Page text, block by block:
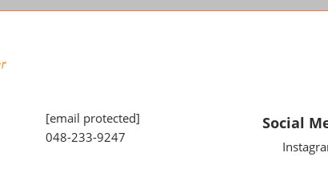
[email protected]
048-233-9247
Social